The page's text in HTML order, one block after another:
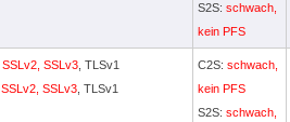
S2S: schwach,
kein PFS
SSLv2, SSLv3 , TLSv1
SSLv2, SSLv3 , TLSv1
C2S: schwach,
kein PFS
S2S: schwach,